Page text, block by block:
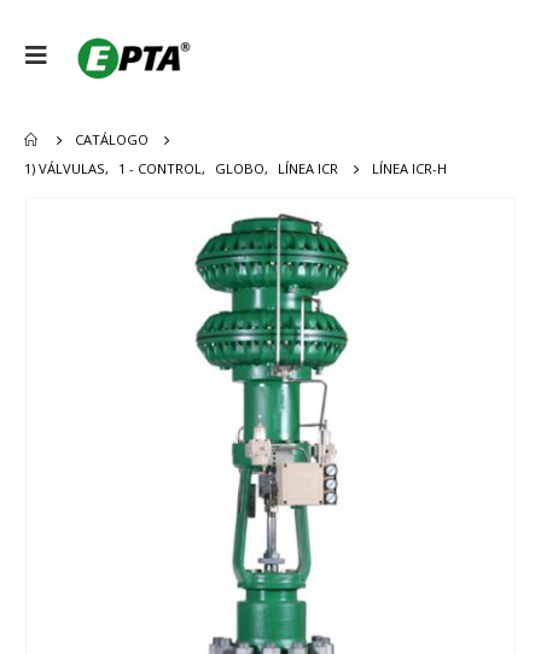
CATÁLOGO
1) VÁLVULAS, 1 - CONTROL , GLOBO, LÍNEA ICR LÍNEA ICR-H